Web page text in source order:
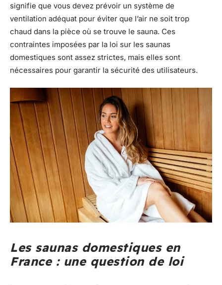
signifie que vous devez prévoir un système de
ventilation adéquat pour éviter que l’air ne soit trop
chaud dans la pièce où se trouve le sauna. Ces
contraintes imposées par la loi sur les saunas
domestiques sont assez strictes, mais elles sont
nécessaires pour garantir la sécurité des utilisateurs.
Les saunas domestiques en
France : une question de loi